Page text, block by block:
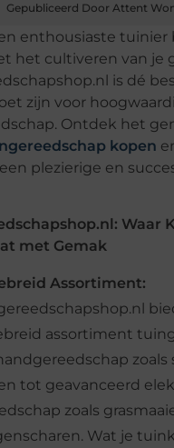
Gepubliceerd Door Attent
enthousiaste tuinier
het cultiveren van je
is dé
zijn voor
Ontdek het
kopen
plezierige en
Waar
met Gemak
Assortiment:
assortiment
zoals
tot geavanceerd
zoals
Wat je